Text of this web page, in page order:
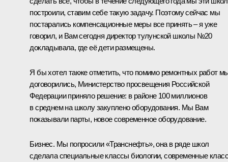
построили, ставим себе такую задачу. Поэтому сейчас мы
постарались компенсационные меры все принять – я уже
говорил, и Вам сегодня директор тулунской школы №20
докладывала, где её дети размещены.
Я бы хотел также отметить, что помимо ремонтных работ
договорились, Министерство просвещения Российской
Федерации приняло решение: в районе 100 миллионов
в среднем на школу закуплено оборудования. Мы Вам
показывали парты, новое современное оборудование.
Бизнес. Мы попросили «Транснефть», она в ряде школ
сделала специальные классы биологии, современные